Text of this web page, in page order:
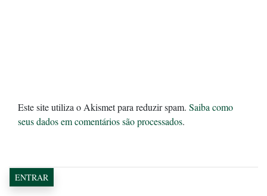
Este site utiliza o Akismet para reduzir spam. Saiba como
seus dados em comentários são processados.
ENTRAR